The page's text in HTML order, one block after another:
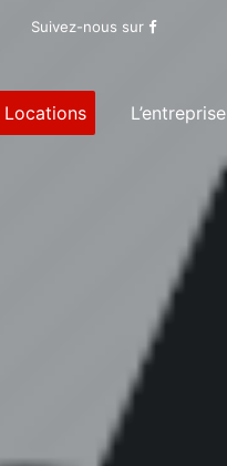
Suivez-nous sur
Locations L’entreprise